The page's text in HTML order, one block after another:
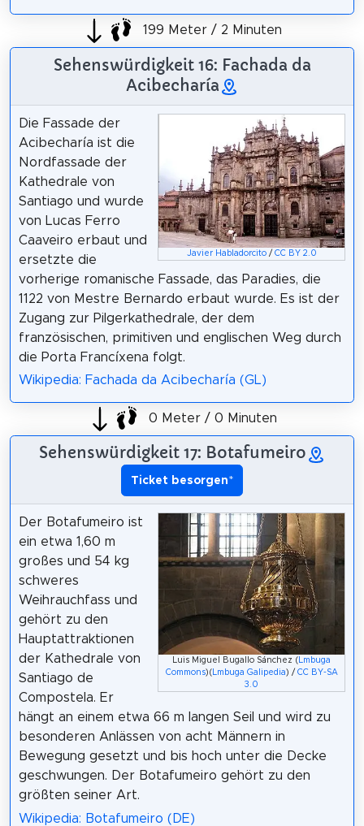
199 Meter / 2 Minuten
Sehenswürdigkeit 16: Fachada da
Acibecharía
Javier Habladorcito/ CC BY 2.0
Die Fassade der
Acibecharía ist die
Nordfassade der
Kathedrale von
Santiago und wurde
von Lucas Ferro
Caaveiro erbaut und
ersetzte die
vorherige romanische Fassade, das Paradies, die
1122 von Mestre Bernardo erbaut wurde. Es ist der
Zugang zur Pilgerkathedrale, der dem
französischen, primitiven und englischen Weg durch
die Porta Francíxena folgt.
Wikipedia: Fachada da Acibecharía (GL)
0 Meter / 0 Minuten
Sehenswürdigkeit 17: Botafumeiro
Ticket besorgen*
Luis Miguel Bugallo Sánchez (
Lmbuga
Commons)( Lmbuga Galipedia ) / CC BY-SA
3.0
Der Botafumeiro ist
ein etwa 1,60 m
großes und 54 kg
schweres
Weihrauchfass und
gehört zu den
Hauptattraktionen
der Kathedrale von
Santiago de
Compostela. Er
hängt an einem etwa 66 m langen Seil und wird zu
besonderen Anlässen von acht Männern in
Bewegung gesetzt und bis hoch unter die Decke
geschwungen. Der Botafumeiro gehört zu den
größten seiner Art.
Wikipedia: Botafumeiro (DE)